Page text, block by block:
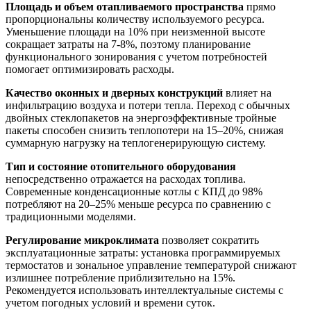
Площадь и объем отапливаемого пространства прямо
пропорциональны количеству используемого ресурса.
Уменьшение площади на 10% при неизменной высоте
сокращает затраты на 7-8%, поэтому планирование
функционального зонирования с учетом потребностей
помогает оптимизировать расходы.
Качество оконных и дверных конструкций влияет на
инфильтрацию воздуха и потери тепла. Переход с обычных
двойных стеклопакетов на энергоэффективные тройные
пакеты способен снизить теплопотери на 15–20%, снижая
суммарную нагрузку на теплогенерирующую систему.
Тип и состояние отопительного оборудования
непосредственно отражается на расходах топлива.
Современные конденсационные котлы с КПД до 98%
потребляют на 20–25% меньше ресурса по сравнению с
традиционными моделями.
Регулирование микроклимата позволяет сократить
эксплуатационные затраты: установка программируемых
термостатов и зональное управление температурой снижают
излишнее потребление приблизительно на 15%.
Рекомендуется использовать интеллектуальные системы с
учетом погодных условий и времени суток.